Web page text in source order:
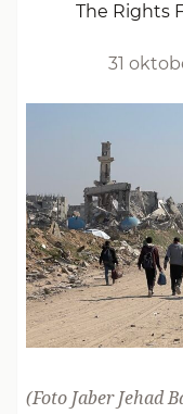
The Rights
31
(Foto Jaber Jehad